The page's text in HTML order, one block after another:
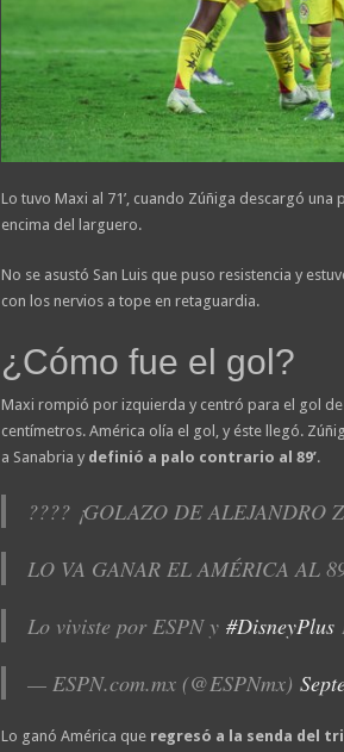
Lo tuvo Maxi al 71’, cuando Zúñiga descargó
encima del larguero.
No se asustó San Luis que puso resistencia y
con los nervios a tope en retaguardia.
¿Cómo fue el gol?
Maxi rompió por izquierda y centró para el gol
centímetros. América olía el gol, y éste llegó.
a Sanabria y definió a palo contrario al 89’.
???? ¡GOLAZO DE ALEJANDRO
LO VA GANAR EL AMÉRICA AL
Lo viviste por ESPN y #DisneyPlus
— ESPN.com.mx (@ESPNmx)
Lo ganó América que regresó a la senda del